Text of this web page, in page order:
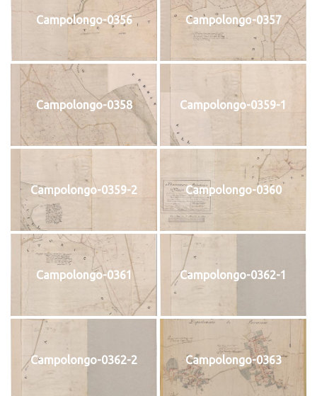
Campolongo-0356 Campolongo-0357
Campolongo-0358 Campolongo-0359-1
Campolongo-0359-2 Campolongo-0360
Campolongo-0361 Campolongo-0362-1
Campolongo-0362-2 Campolongo-0363